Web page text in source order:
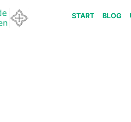
START BLOG